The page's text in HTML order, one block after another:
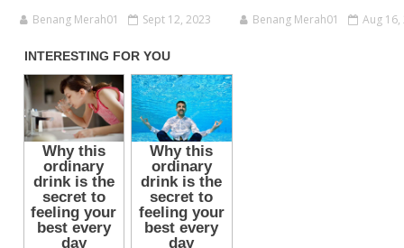
Benang Merah01 Sept 12, 2023 Benang Merah01 Aug 16,